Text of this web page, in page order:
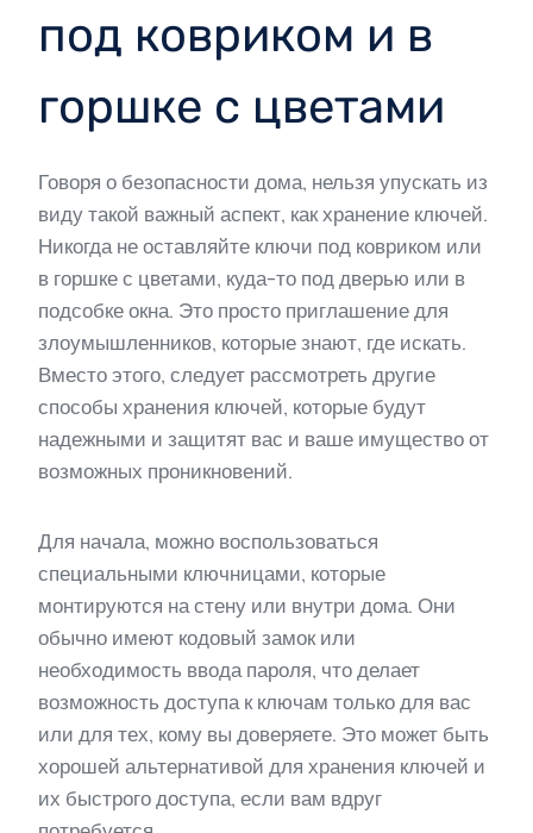
под ковриком и в
горшке с цветами
Говоря о безопасности дома, нельзя упускать из
виду такой важный аспект, как хранение ключей.
Никогда не оставляйте ключи под ковриком или
в горшке с цветами, куда-то под дверью или в
подсобке окна. Это просто приглашение для
злоумышленников, которые знают, где искать.
Вместо этого, следует рассмотреть другие
способы хранения ключей, которые будут
надежными и защитят вас и ваше имущество от
возможных проникновений.
Для начала, можно воспользоваться
специальными ключницами, которые
монтируются на стену или внутри дома. Они
обычно имеют кодовый замок или
необходимость ввода пароля, что делает
возможность доступа к ключам только для вас
или для тех, кому вы доверяете. Это может быть
хорошей альтернативой для хранения ключей и
их быстрого доступа, если вам вдруг